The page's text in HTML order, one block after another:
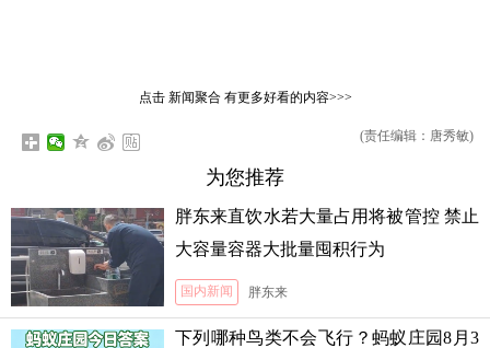
点击 新闻聚合有更多好看的内容>>>
(责任编辑：唐秀敏)
为您推荐
胖东来直饮水若大量占用将被管控 禁止
大容量容器大批量囤积行为
国内新闻 胖东来
下列哪种鸟类不会飞行？蚂蚁庄园8月3